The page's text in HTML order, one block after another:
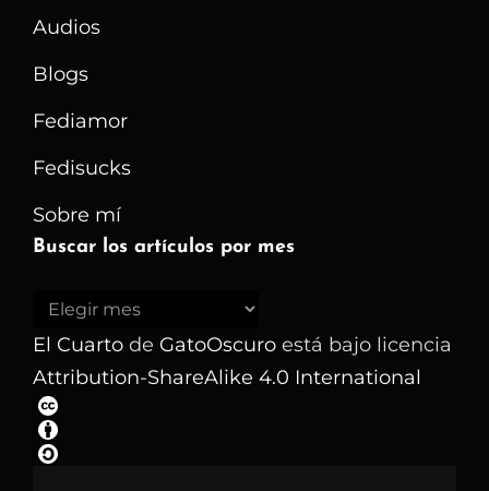
Audios
Blogs
Fediamor
Fedisucks
Sobre mí
Buscar los artículos por mes
Buscar
los
artículos
por
mes
El Cuarto de GatoOscuro está bajo licencia
Attribution-ShareAlike 4.0 International